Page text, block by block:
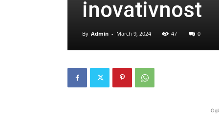
inovativnost
By Admin - March 9, 2024 47 0